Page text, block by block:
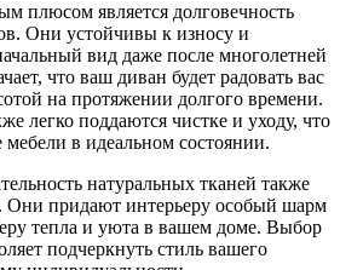
плюсом является долговечность
Они устойчивы к износу и
вид даже после многолетней
что ваш диван будет радовать вас
на протяжении долгого времени.
легко поддаются чистке и уходу, что
в идеальном состоянии.
натуральных тканей также
Они придают интерьеру особый шарм
тепла и уюта в вашем доме. Выбор
подчеркнуть стиль вашего